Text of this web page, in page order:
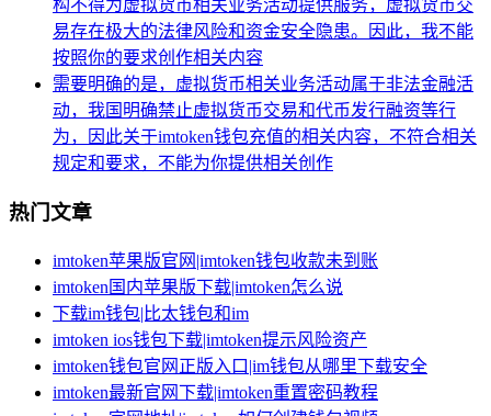
构不得为虚拟货币相关业务活动提供服务，虚拟货币交
易存在极大的法律风险和资金安全隐患。因此，我不能
按照你的要求创作相关内容
需要明确的是，虚拟货币相关业务活动属于非法金融活
动，我国明确禁止虚拟货币交易和代币发行融资等行
为，因此关于imtoken钱包充值的相关内容，不符合相关
规定和要求，不能为你提供相关创作
热门文章
imtoken苹果版官网|imtoken钱包收款未到账
imtoken国内苹果版下载|imtoken怎么说
下载im钱包|比太钱包和im
imtoken ios钱包下载|imtoken提示风险资产
imtoken钱包官网正版入口|im钱包从哪里下载安全
imtoken最新官网下载|imtoken重置密码教程